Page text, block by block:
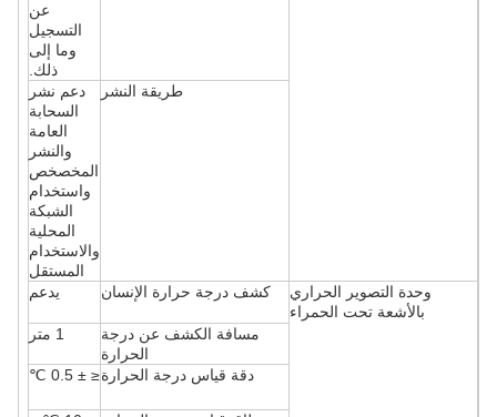
عن
التسجيل
وما إلى
ذلك.
طريقة النشر
دعم نشر
السحابة
العامة
والنشر
المخصخص
واستخدام
الشبكة
المحلية
والاستخدام
المستقل
وحدة التصوير الحراري
بالأشعة تحت الحمراء
كشف درجة حرارة الإنسان يدعم
مسافة الكشف عن درجة
الحرارة
1 متر
دقة قياس درجة الحرارة≤ ± 0.5 ℃